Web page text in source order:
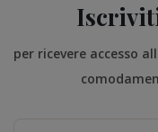
per ricevere accesso